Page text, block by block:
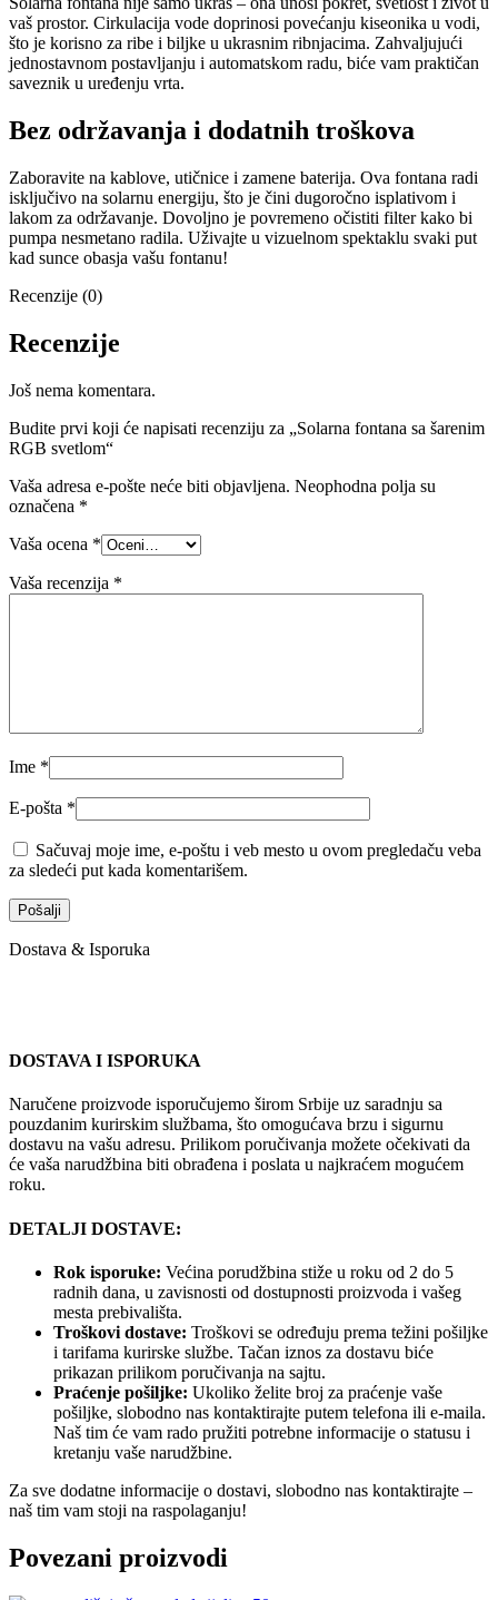
vaš prostor. Cirkulacija vode doprinosi povećanju kiseonika u vodi,
što je korisno za ribe i biljke u ukrasnim ribnjacima. Zahvaljujući
jednostavnom postavljanju i automatskom radu, biće vam praktičan
saveznik u uređenju vrta.
Bez održavanja i dodatnih troškova
Zaboravite na kablove, utičnice i zamene baterija. Ova fontana radi
isključivo na solarnu energiju, što je čini dugoročno isplativom i
lakom za održavanje. Dovoljno je povremeno očistiti filter kako bi
pumpa nesmetano radila. Uživajte u vizuelnom spektaklu svaki put
kad sunce obasja vašu fontanu!
Recenzije (0)
Recenzije
Još nema komentara.
Budite prvi koji će napisati recenziju za „Solarna fontana sa šarenim
RGB svetlom“
Vaša adresa e-pošte neće biti objavljena. Neophodna polja su
označena *
Vaša ocena *
Vaša recenzija *
Ime *
E-pošta *
Sačuvaj moje ime, e-poštu i veb mesto u ovom pregledaču veba
za sledeći put kada komentarišem.
Dostava & Isporuka
DOSTAVA I ISPORUKA
Naručene proizvode isporučujemo širom Srbije uz saradnju sa
pouzdanim kurirskim službama, što omogućava brzu i sigurnu
dostavu na vašu adresu. Prilikom poručivanja možete očekivati da
će vaša narudžbina biti obrađena i poslata u najkraćem mogućem
roku.
DETALJI DOSTAVE:
Rok isporuke: Većina porudžbina stiže u roku od 2 do 5
radnih dana, u zavisnosti od dostupnosti proizvoda i vašeg
mesta prebivališta.
Troškovi dostave: Troškovi se određuju prema težini pošiljke
i tarifama kurirske službe. Tačan iznos za dostavu biće
prikazan prilikom poručivanja na sajtu.
Praćenje pošiljke: Ukoliko želite broj za praćenje vaše
pošiljke, slobodno nas kontaktirajte putem telefona ili e-maila.
Naš tim će vam rado pružiti potrebne informacije o statusu i
kretanju vaše narudžbine.
Za sve dodatne informacije o dostavi, slobodno nas kontaktirajte –
naš tim vam stoji na raspolaganju!
Povezani proizvodi